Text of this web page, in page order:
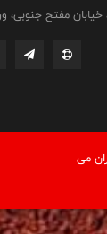
خیابان مفتح
می